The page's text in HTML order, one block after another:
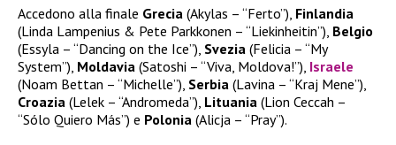
Accedono alla finale Grecia (Akylas – “Ferto”), Finlandia
(Linda Lampenius & Pete Parkkonen – “Liekinheitin”), Belgio
(Essyla – “Dancing on the Ice”), Svezia (Felicia – “My
System”), Moldavia (Satoshi – “Viva, Moldova!”), Israele
(Noam Bettan – “Michelle”), Serbia (Lavina – “Kraj Mene”),
Croazia (Lelek – “Andromeda”), Lituania (Lion Ceccah –
“Sólo Quiero Más”) e Polonia (Alicja – “Pray”).